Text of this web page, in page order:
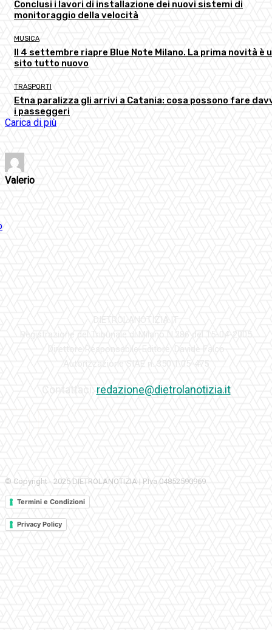
Conclusi i lavori di installazione dei nuovi sistemi di
monitoraggio della velocità
MUSICA
Il 4 settembre riapre Blue Note Milano. La prima novità è
sito tutto nuovo
TRASPORTI
Etna paralizza gli arrivi a Catania: cosa possono fare
i passeggeri
Carica di più
Valerio
redazione@dietrolanotizia.it
© Copyright - 2025 DIETROLANOTIZIA | P.Iva 04852590969
Termini e Condizioni
Privacy Policy